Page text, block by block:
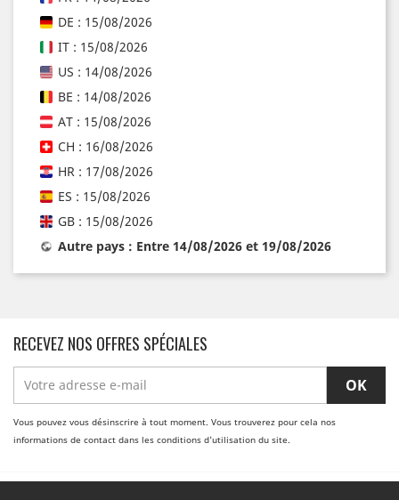
DE : 15/08/2026
IT : 15/08/2026
US : 14/08/2026
BE : 14/08/2026
AT : 15/08/2026
CH : 16/08/2026
HR : 17/08/2026
ES : 15/08/2026
GB : 15/08/2026
Autre pays : Entre 14/08/2026 et 19/08/2026
RECEVEZ NOS OFFRES SPÉCIALES
Vous pouvez vous désinscrire à tout moment. Vous trouverez pour cela nos
informations de contact dans les conditions d'utilisation du site.